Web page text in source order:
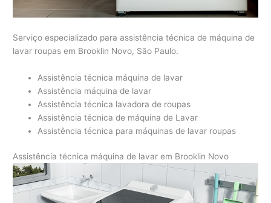
Serviço especializado para assistência técnica de máquina de
lavar roupas em Brooklin Novo, São Paulo.
Assistência técnica máquina de lavar
Assistência máquina de lavar
Assistência técnica lavadora de roupas
Assistência técnica de máquina de Lavar
Assistência técnica para máquinas de lavar roupas
Assistência técnica máquina de lavar em Brooklin Novo